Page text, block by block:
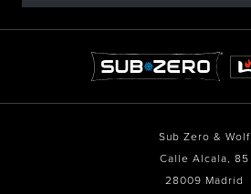
Sub Zero & Wolf
Calle Alcala, 85
28009 Madrid